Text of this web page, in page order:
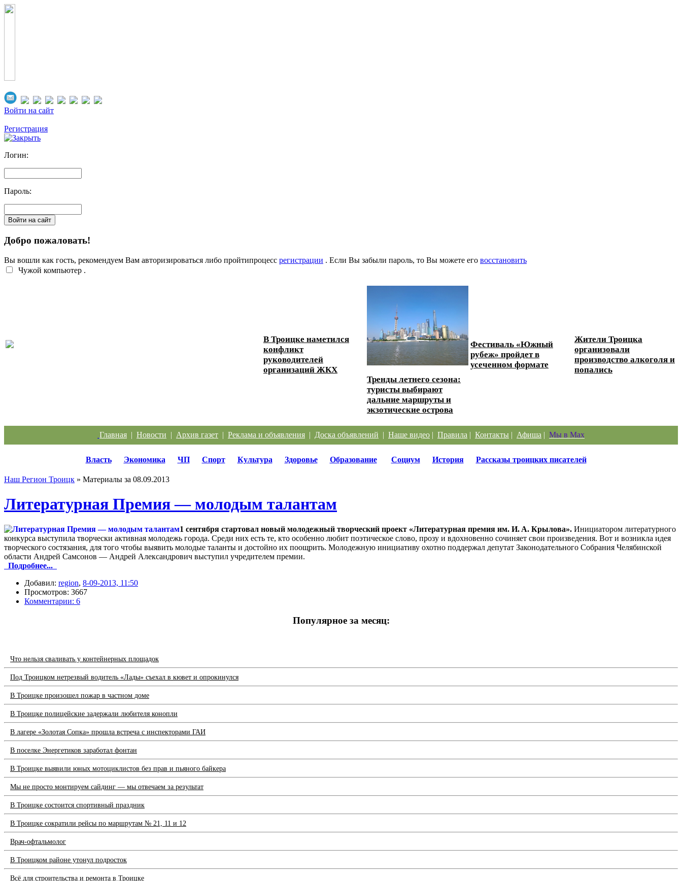
Войти на сайт
Регистрация
Логин:
Пароль:
Добро пожаловать!
Вы вошли как гость, рекомендуем Вам авторизироваться либо пройтипроцесс регистрации . Если Вы забыли пароль, то Вы можете его восстановить
Чужой компьютер .
В Троицке наметился
конфликт
руководителей
организаций ЖКХ
Тренды летнего сезона:
туристы выбирают
дальние маршруты и
экзотические острова
Фестиваль «Южный
рубеж» пройдет в
усеченном формате
Жители Троицка
организовали
производство алкоголя и
попались
Главная | Новости | Архив газет | Реклама и объявления | Доска объявлений | Наше видео | Правила | Контакты | Афиша | Мы в Max
Власть Экономика ЧП Спорт Культура Здоровье Образование Социум История Рассказы троицких писателей
Наш Регион Троицк » Материалы за 08.09.2013
Литературная Премия — молодым талантам
1 сентября стартовал новый молодежный творческий проект «Литературная премия им. И. А. Крылова». Инициатором литературного
конкурса выступила творчески активная молодежь города. Среди них есть те, кто особенно любит поэтическое слово, прозу и вдохновенно сочиняет свои произведения. Вот и возникла идея
творческого состязания, для того чтобы выявить молодые таланты и достойно их поощрить. Молодежную инициативу охотно поддержал депутат Законодательного Собрания Челябинской
области Андрей Самсонов — Андрей Александрович выступил учредителем премии.
Подробнее...
Добавил: region, 8-09-2013, 11:50
Просмотров: 3667
Комментарии: 6
Популярное за месяц:
Что нельзя сваливать у контейнерных площадок
Под Троицком нетрезвый водитель «Лады» съехал в кювет и опрокинулся
В Троицке произошел пожар в частном доме
В Троицке полицейские задержали любителя конопли
В лагере «Золотая Сопка» прошла встреча с инспекторами ГАИ
В поселке Энергетиков заработал фонтан
В Троицке выявили юных мотоциклистов без прав и пьяного байкера
Мы не просто монтируем сайдинг — мы отвечаем за результат
В Троицке состоится спортивный праздник
В Троицке сократили рейсы по маршрутам № 21, 11 и 12
Врач-офтальмолог
В Троицком районе утонул подросток
Всё для строительства и ремонта в Троицке